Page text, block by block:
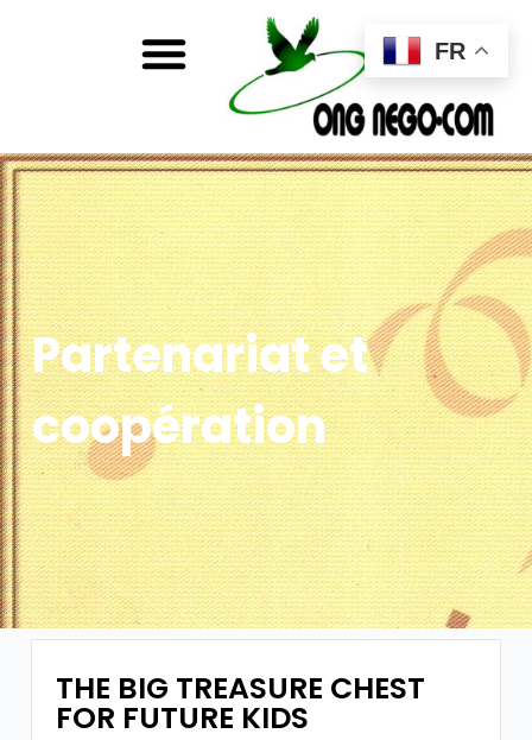
Partenariat et
coopération
THE BIG TREASURE CHEST
FOR FUTURE KIDS
FR